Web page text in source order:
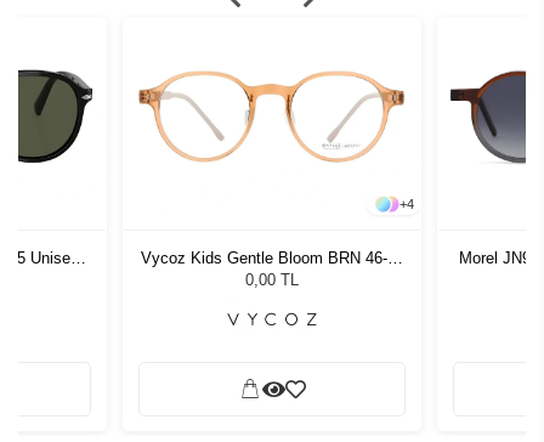
55 Unisex
+4
Vycoz Kids Gentle Bloom BRN 46-19
135
0,00 TL
Morel